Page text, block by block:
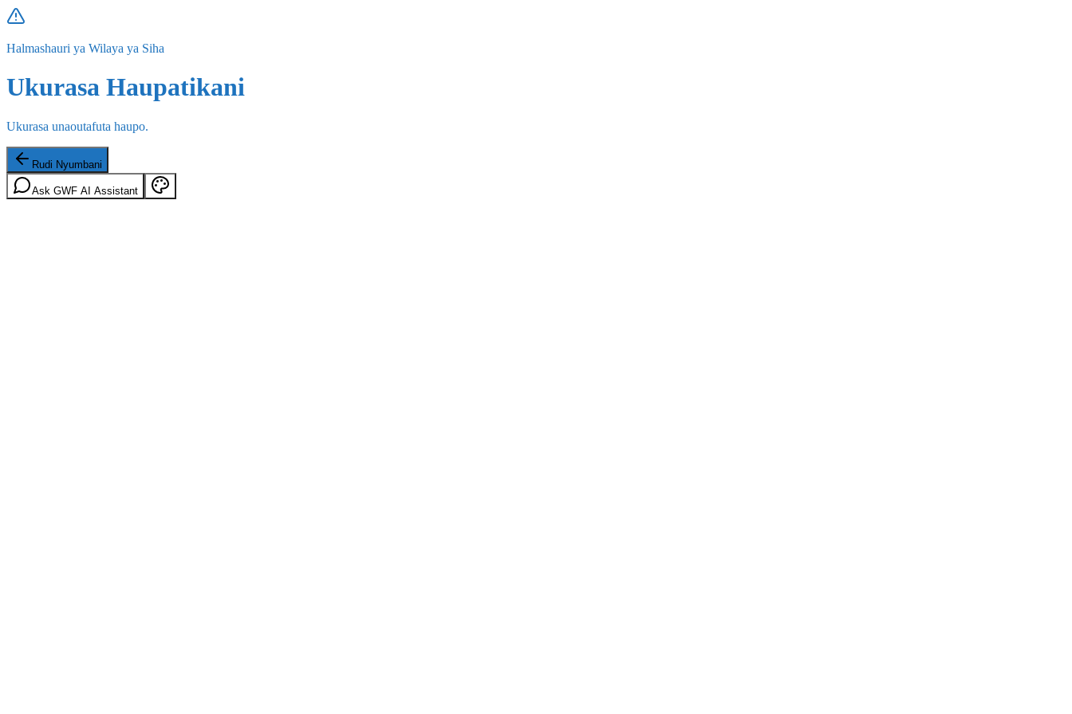
Halmashauri ya Wilaya ya Siha
Ukurasa Haupatikani
Ukurasa unaoutafuta haupo.
Rudi Nyumbani
Ask GWF AI Assistant